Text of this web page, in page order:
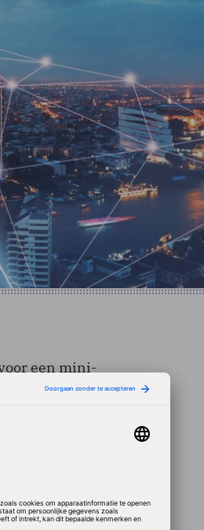
een mini-
telefoons en
op de markt
Asus, kon de